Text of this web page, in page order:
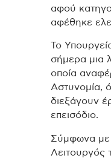
αφού
αφέθηκε
Το
σήμερα μια
οποία
Αστυνομία,
διεξάγουν
επεισόδιο.
Σύμφωνα με
Λειτουργός